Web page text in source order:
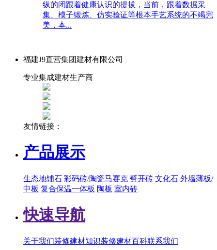
纵的闭跟着健康认识的提拔，当前，跟着数据采
集、模子锻炼、仿实验证等根本手艺系统的不竭完
美，本...
福建J9直营集团建材有限公司
专业集成建材生产商
友情链接：
产品展示
生态地铺石 彩码砖/陶瓷马赛克 劈开砖 文化石 外墙薄板/
中板 复合保温一体板 陶板 室内砖
快速导航
关于我们装修建材知识装修建材百科联系我们